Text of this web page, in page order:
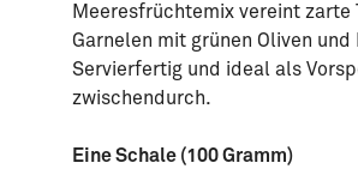
Meeresfrüchtemix vereint
Garnelen mit grünen Oliven
Servierfertig und ideal als
zwischendurch.
Eine Schale (100 Gramm)